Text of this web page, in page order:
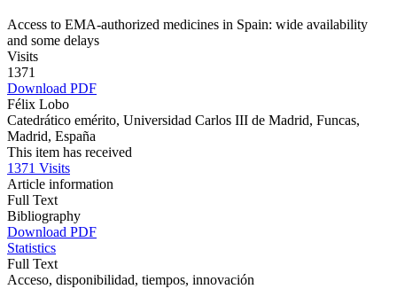
Access to EMA-authorized medicines in Spain: wide availability
and some delays
Visits
1371
Download PDF
Félix Lobo
Catedrático emérito, Universidad Carlos III de Madrid, Funcas,
Madrid, España
This item has received
1371 Visits
Article information
Full Text
Bibliography
Download PDF
Statistics
Full Text
Acceso, disponibilidad, tiempos, innovación